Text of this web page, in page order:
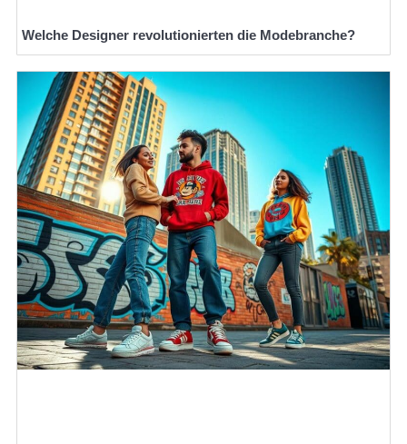
Welche Designer revolutionierten die Modebranche?